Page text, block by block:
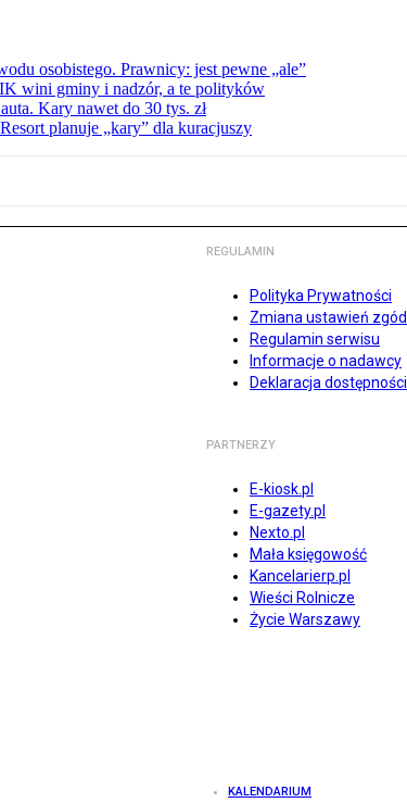
osobistego. Prawnicy: jest pewne „ale”
wini gminy i nadzór, a te polityków
Kary nawet do 30 tys. zł
planuje „kary” dla kuracjuszy
REGULAMIN
Polityka Prywatności
Zmiana ustawień zgód
Regulamin serwisu
Informacje o nadawcy
Deklaracja dostępności
PARTNERZY
E-kiosk.pl
E-gazety.pl
Nexto.pl
Mała księgowość
Kancelarierp.pl
Wieści Rolnicze
Życie Warszawy
KALENDARIUM